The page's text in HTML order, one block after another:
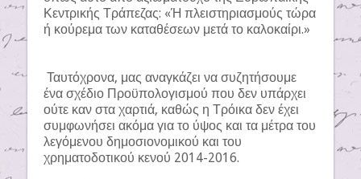
Κεντρικής Τράπεζας: «Ή πλειστηριασμούς τώρα
ή κούρεμα των καταθέσεων μετά το καλοκαίρι.»
Ταυτόχρονα, μας αναγκάζει να συζητήσουμε
ένα σχέδιο Προϋπολογισμού που δεν υπάρχει
ούτε καν στα χαρτιά, καθώς η Τρόικα δεν έχει
συμφωνήσει ακόμα για το ύψος και τα μέτρα του
λεγόμενου δημοσιονομικού και του
χρηματοδοτικού κενού 2014-2016.